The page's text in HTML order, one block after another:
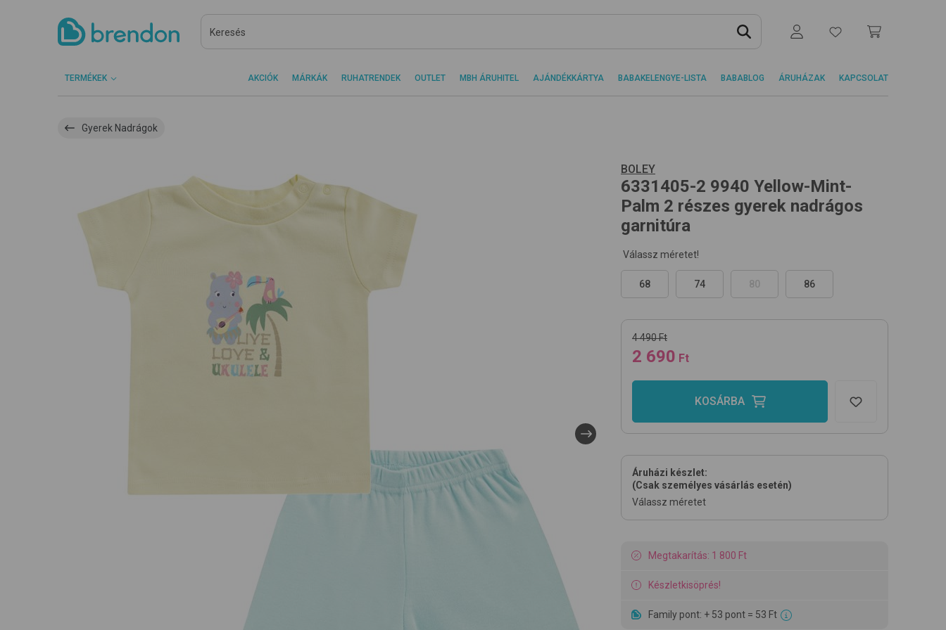
TERMÉKEK AKCIÓK MÁRKÁK RUHATRENDEK OUTLET MBH ÁRUHITEL AJÁNDÉKKÁRTYA BABAKELENGYE-LISTA BABABLOG ÁRUHÁZAK KAPCSOLAT
Gyerek Nadrágok
BOLEY
6331405-2 9940 Yellow-Mint-
Palm 2 részes gyerek nadrágos
garnitúra
Válassz méretet!
68 74 80 86
4 490 Ft
2 690 Ft
KOSÁRBA
Áruházi készlet:
(Csak személyes vásárlás esetén)
Válassz méretet
Megtakarítás: 1 800 Ft
Készletkisöprés!
Family pont: + 53 pont = 53 Ft